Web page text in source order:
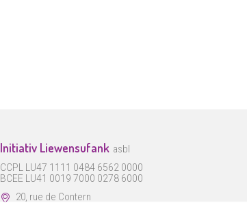
Initiativ Liewensufank asbl
CCPL LU47 1111 0484 6562 0000
BCEE LU41 0019 7000 0278 6000
20, rue de Contern